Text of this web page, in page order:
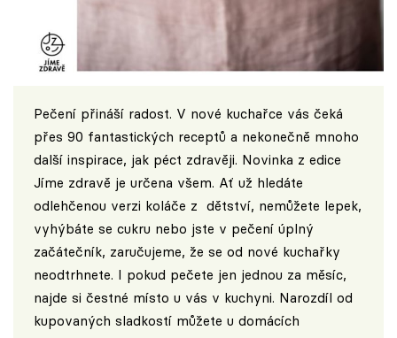
Pečení přináší radost. V nové kuchařce vás čeká
přes 90 fantastických receptů a nekonečně mnoho
další inspirace, jak péct zdravěji. Novinka z edice
Jíme zdravě je určena všem. Ať už hledáte
odlehčenou verzi koláče z dětství, nemůžete lepek,
vyhýbáte se cukru nebo jste v pečení úplný
začátečník, zaručujeme, že se od nové kuchařky
neodtrhnete. I pokud pečete jen jednou za měsíc,
najde si čestné místo u vás v kuchyni. Narozdíl od
kupovaných sladkostí můžete u domácích